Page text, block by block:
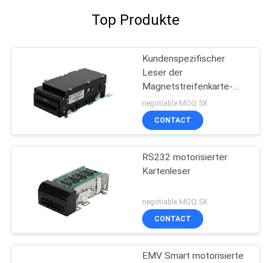
Top Produkte
Kundenspezifischer
Leser der
Magnetstreifenkarte-
RS232, Zahlungs-Kiosk-
Kartenleser-Verfasser
ISO7811
negotiable MOQ:5X
CONTACT
RS232 motorisierter
Kartenleser
negotiable MOQ:5X
CONTACT
EMV Smart motorisierte